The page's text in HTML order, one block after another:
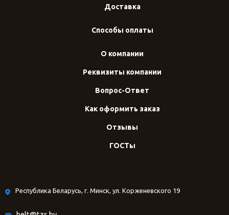
Доставка
Способы оплаты
О компании
Реквизиты компании
Вопрос-Ответ
Как оформить заказ
Отзывы
ГОСТы
Республика Беларусь, г. Минск, ул. Корженевского 19